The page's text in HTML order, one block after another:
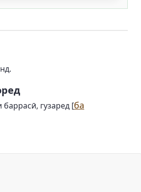
гузаред [ба